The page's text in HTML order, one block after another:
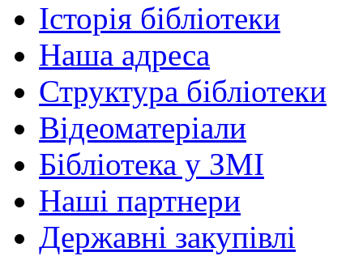
Історія бібліотеки
Наша адреса
Структура бібліотеки
Відеоматеріали
Бібліотека у ЗМІ
Наші партнери
Державні закупівлі